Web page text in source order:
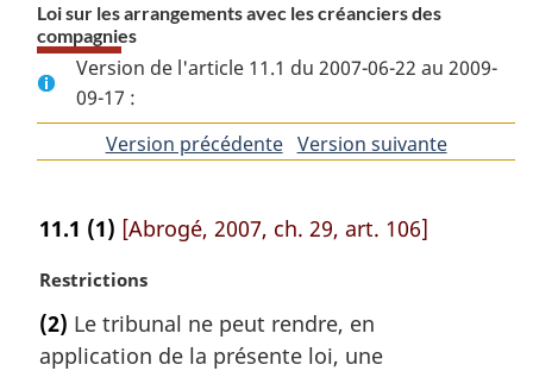
Loi sur les arrangements avec les créanciers des
compagnies
Version de l'article 11.1 du 2007-06-22 au 2009-
09-17 :
Version précédentedeVersion suivantede
11.1 (1) [Abrogé, 2007, ch. 29, art. 106]
N
t
e
Restrictions
(2) Le tribunal ne peut rendre, en
application de la présente loi, une